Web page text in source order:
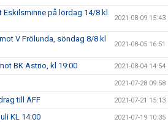
på lördag 14/8 kl
2021-08-09 15:43
V Frölunda, söndag 8/8 kl
2021-08-05 16:51
BK Astrio, kl 19:00 2021-08-04 14:54
2021-07-28 09:58
till ÄFF 2021-07-21 15:13
KL 14:00 2021-07-19 10:35